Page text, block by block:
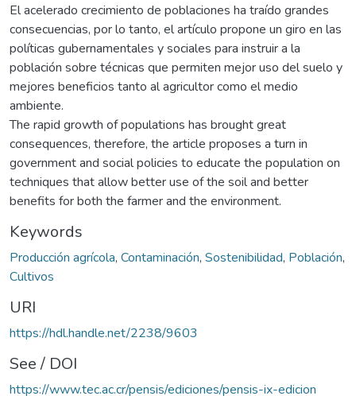
El acelerado crecimiento de poblaciones ha traído grandes
consecuencias, por lo tanto, el artículo propone un giro en las
políticas gubernamentales y sociales para instruir a la
población sobre técnicas que permiten mejor uso del suelo y
mejores beneficios tanto al agricultor como el medio
ambiente.
The rapid growth of populations has brought great
consequences, therefore, the article proposes a turn in
government and social policies to educate the population on
techniques that allow better use of the soil and better
benefits for both the farmer and the environment.
Keywords
Producción agrícola, Contaminación, Sostenibilidad, Población,
Cultivos
URI
https://hdl.handle.net/2238/9603
See / DOI
https://www.tec.ac.cr/pensis/ediciones/pensis-ix-edicion